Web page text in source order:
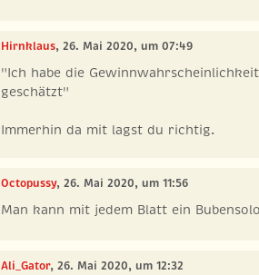
Hirnklaus, 26. Mai 2020, um 07:49
"Ich habe die
geschätzt"
Immerhin da mit lagst du richtig.
Octopussy, 26. Mai 2020, um 11:56
Man kann mit jedem Blatt ein
Ali_Gator, 26. Mai 2020, um 12:32